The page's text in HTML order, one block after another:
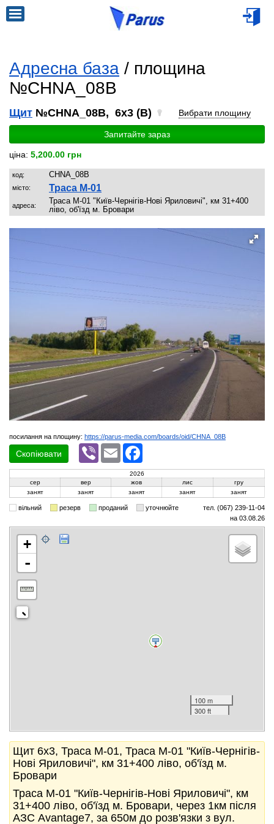
Адресна база / площина
№CHNA_08B
Щит №CHNA_08B, 6x3 (B) Вибрати площину
Запитайте зараз
ціна: 5,200.00 грн
код: CHNA_08B
місто: Траса М-01
адреса:
Траса М-01 "Київ-Чернігів-Нові Яриловичі", км 31+400
ліво, об'їзд м. Бровари
посилання на площину: https://parus-media.com/boards/oid/CHNA_08B
Скопіювати
Viber Email
2026
сер
вер жов лис
гру
занят
занят занят занят занят
вільний резерв проданий уточнюйте
тел. (067) 239-11-04
на 03.08.26
+
-
100 m
300 ft
Щит 6x3, Траса М-01, Траса М-01 "Київ-Чернігів-
Нові Яриловичі", км 31+400 ліво, об'їзд м.
Бровари
Траса М-01 "Київ-Чернігів-Нові Яриловичі", км
31+400 ліво, об'їзд м. Бровари, через 1км після
АЗС Avantage7, за 650м до розв'язки з вул.